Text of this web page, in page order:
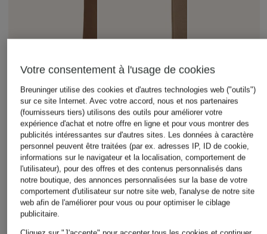
+remise promotionnelle
MRS & HUGS
pantalon marinière
49,99 €
Meilleur prix:
42,49 €
REISS
Pantalon JEMMA
style jogging
113 €
LUISA CERANO
Pantalon en
299,95 €
Votre consentement à l'usage de cookies
Breuninger utilise des cookies et d'autres technologies web ("outils")
sur ce site Internet. Avec votre accord, nous et nos partenaires
(fournisseurs tiers) utilisons des outils pour améliorer votre
expérience d'achat et notre offre en ligne et pour vous montrer des
publicités intéressantes sur d'autres sites. Les données à caractère
personnel peuvent être traitées (par ex. adresses IP, ID de cookie,
informations sur le navigateur et la localisation, comportement de
l'utilisateur), pour des offres et des contenus personnalisés dans
notre boutique, des annonces personnalisées sur la base de votre
comportement d'utilisateur sur notre site web, l'analyse de notre site
web afin de l'améliorer pour vous ou pour optimiser le ciblage
publicitaire.